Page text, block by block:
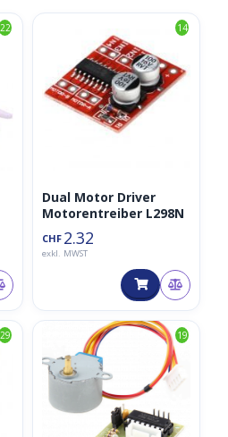
22 14
Dual Motor Driver
Motorentreiber L298N
CHF 2.32
exkl. MWST
29 19